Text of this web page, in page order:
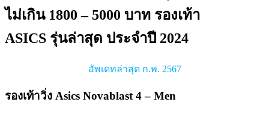
ไม่เกิน 1800 – 5000 บาท รองเท้า
ASICS รุ่นล่าสุด ประจำปี 2024
อัพเดทล่าสุด ก.พ. 2567
รองเท้าวิ่ง Asics Novablast 4 – Men